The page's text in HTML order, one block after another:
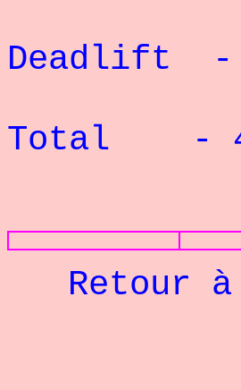
Deadlift -
Total -
Retour